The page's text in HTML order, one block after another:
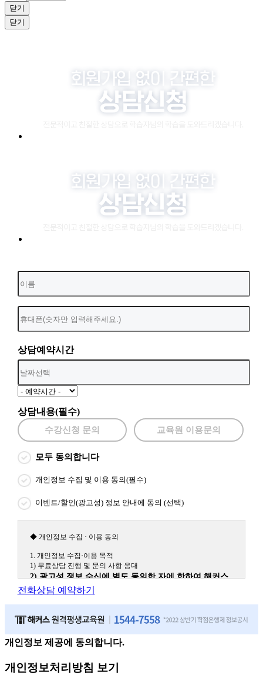
닫기
닫기
상담예약시간
상담내용(필수)
수강신청 문의 교육원 이용문의
모두 동의합니다
개인정보 수집 및 이용 동의(필수)
이벤트/할인(광고성) 정보 안내에 동의 (선택)
◆ 개인정보 수집 · 이용 동의
1. 개인정보 수집·이용 목적
1) 무료상담 진행 및 문의 사항 응대
2) 광고성 정보 수신에 별도 동의한 자에 한하여 해커스
원격평생교육원을 비롯한 해커스 교육그룹의 새로운 서
(해커스교육그룹: 해커스인강, 해커스프랩, 해커스톡, 해커스중국
원, 해커스경찰, 해커스소방, 해커스공인중개사, 해커스주택관리
2. 개인정보 수집·이용 항목: 이름, 휴대폰번호
전화상담 예약하기
개인정보 제공에 동의합니다.
개인정보처리방침 보기